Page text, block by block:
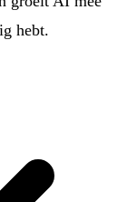
hebt.